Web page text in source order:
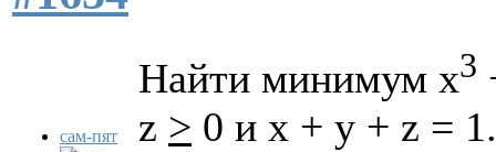
сам-пят
Найти минимум x3
z > 0 и x + y + z = 1.